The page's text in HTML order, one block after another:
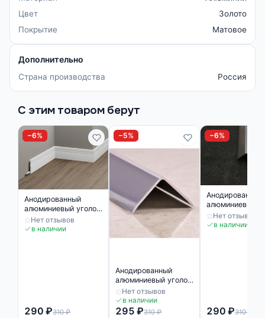
Цвет
Золото
Покрытие
Матовое
Дополнительно
Страна производства Россия
С этим товаром берут
−6%
Анодированный
алюминиевый уголок
10х10 Серебро
Матовый
Нет отзывов
в наличии
290 ₽310 ₽
−5%
Анодированный
алюминиевый уголок
10х10 Серебро
глянец
Нет отзывов
в наличии
295 ₽310 ₽
−6%
Анодированный
алюминиевый
10х10 Серебро
Матовый
Нет отзывов
в наличии
290 ₽310 ₽